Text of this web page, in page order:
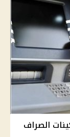
الصراف